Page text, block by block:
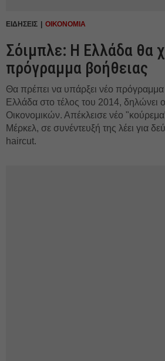
ΕΙΔΗΣΕΙΣ ΟΙΚΟΝΟΜΙΑ
Σόιμπλε: Η Ελλάδα θα
πρόγραμμα βοήθειας
Θα πρέπει να υπάρξει νέο πρόγραμμα
Ελλάδα στο τέλος του 2014, δηλώνει
Οικονομικών. Απέκλεισε νέο
Μέρκελ, σε συνέντευξή της λέει για
haircut.